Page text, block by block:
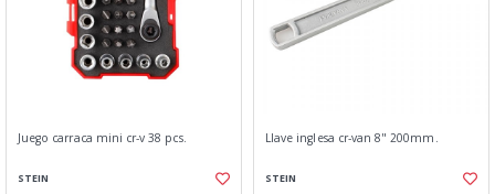
Juego carraca mini cr-v 38 pcs.
STEIN
Llave inglesa cr-van 8" 200mm.
STEIN